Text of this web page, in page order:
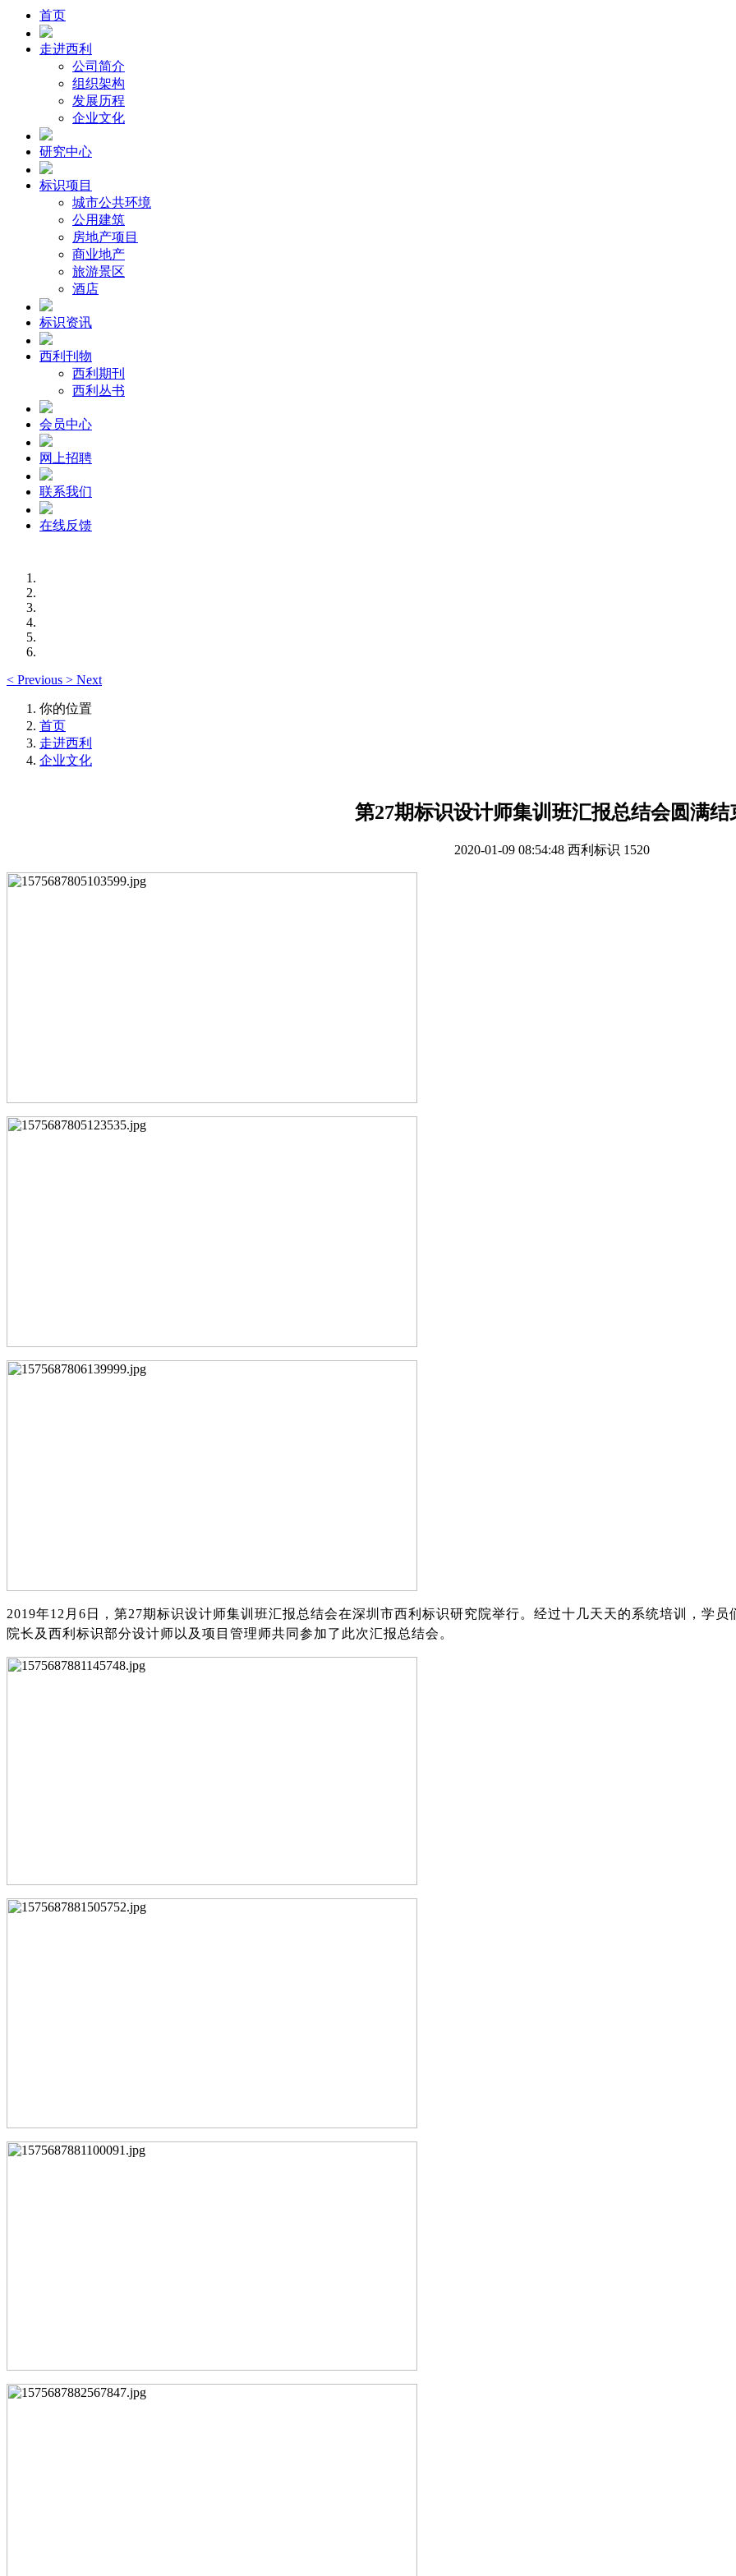
首页
走进西利
公司简介
组织架构
发展历程
企业文化
研究中心
标识项目
城市公共环境
公用建筑
房地产项目
商业地产
旅游景区
酒店
标识资讯
西利刊物
西利期刊
西利丛书
会员中心
网上招聘
联系我们
在线反馈
< Previous > Next
你的位置
首页
走进西利
企业文化
第27期标识设计师集训班汇报总结会圆满结
2020-01-09 08:54:48 西利标识 1520
2019年12 月 6 日，第27期标识设计师集训班汇报总结会在深圳市西利标识研究院举行。经过十几天天的系统培训，学员
院长及西利标识部分设计师 以及项目管理师共同参加了此次汇报总结会。